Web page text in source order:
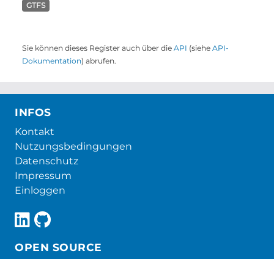
GTFS
Sie können dieses Register auch über die API (siehe API-
Dokumentation) abrufen.
INFOS
Kontakt
Nutzungsbedingungen
Datenschutz
Impressum
Einloggen
OPEN SOURCE